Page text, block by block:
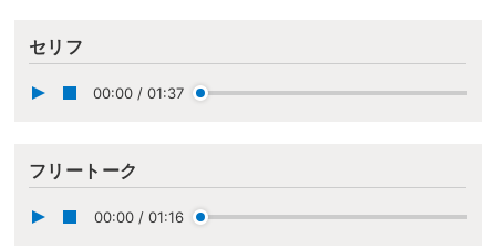
セリフ
00:00 / 01:37
フリートーク
00:00 / 01:16